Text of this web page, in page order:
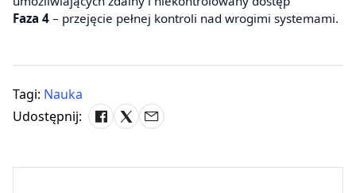
Faza 4 – przejęcie pełnej kontroli nad wrogimi systemami.
Tagi: Nauka
Udostępnij: